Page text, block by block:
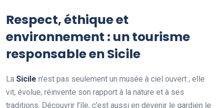
Respect, éthique et
environnement : un tourisme
responsable en Sicile
La Sicile n’est pas seulement un musée à ciel ouvert ; elle
vit, évolue, réinvente son rapport à la nature et à ses
traditions. Découvrir l’île, c’est aussi en devenir le gardien le